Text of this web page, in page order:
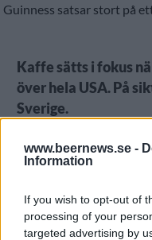
www.beernews.se -
Information
If you wish to opt-out of
processing of your
targeted advertising by
Guinness satsar stort på
Kaffe sätts i fokus
över hela USA. På
Sverige.
Det är Guinness
lanseras stort i USA.
man nu skruvar upp